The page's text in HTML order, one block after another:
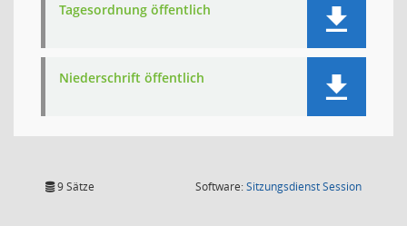
Tagesordnung öffentlich
Niederschrift öffentlich
9 Sätze Software:SitzungsdienstSession(Wird in